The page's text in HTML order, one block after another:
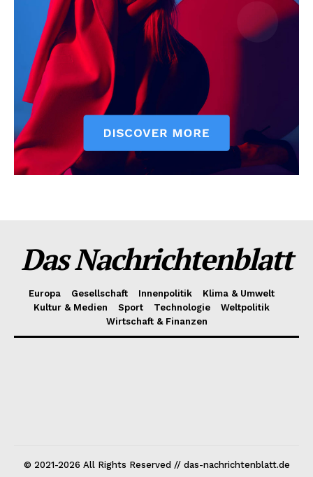
Das Nachrichtenblatt
Europa Gesellschaft Innenpolitik
Klima & Umwelt
Kultur & Medien
Sport Technologie
Weltpolitik
Wirtschaft & Finanzen
© 2021-2026 All Rights Reserved // das-nachrichtenblatt.de